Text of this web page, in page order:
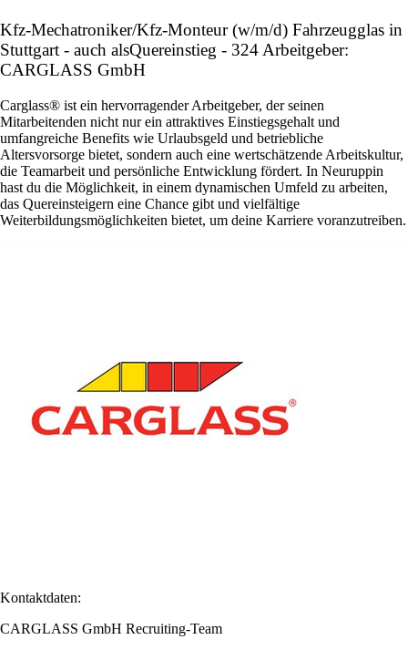
Kfz-Mechatroniker/Kfz-Monteur (w/m/d) Fahrzeugglas in
Stuttgart - auch alsQuereinstieg - 324 Arbeitgeber:
CARGLASS GmbH
Carglass® ist ein hervorragender Arbeitgeber, der seinen
Mitarbeitenden nicht nur ein attraktives Einstiegsgehalt und
umfangreiche Benefits wie Urlaubsgeld und betriebliche
Altersvorsorge bietet, sondern auch eine wertschätzende Arbeitskultur,
die Teamarbeit und persönliche Entwicklung fördert. In Neuruppin
hast du die Möglichkeit, in einem dynamischen Umfeld zu arbeiten,
das Quereinsteigern eine Chance gibt und vielfältige
Weiterbildungsmöglichkeiten bietet, um deine Karriere voranzutreiben.
Kontaktdaten:
CARGLASS GmbH Recruiting-Team